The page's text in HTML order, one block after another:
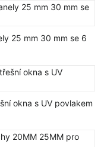
25 mm 30 mm se 6
okna s UV povlakem